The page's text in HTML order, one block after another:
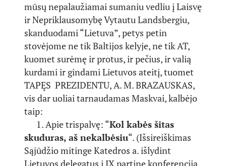
mūsų nepalaužiamai sumaniu vedliu į Laisvę
ir Nepriklausomybę Vytautu Landsbergiu,
skanduodami “Lietuva”, petys petin
stovėjome ne tik Baltijos kelyje, ne tik AT,
kuomet surėmę ir protus, ir pečius, ir valią
kurdami ir gindami Lietuvos ateitį, tuomet
TAPĘS PREZIDENTU, A. M. BRAZAUSKAS,
vis dar uoliai tarnaudamas Maskvai, kalbėjo
taip:
1. Apie trispalvę: “Kol kabės šitas
skuduras, aš nekalbėsiu“. (Išsireiškimas
Sąjūdžio mitinge Katedros a. išlydint